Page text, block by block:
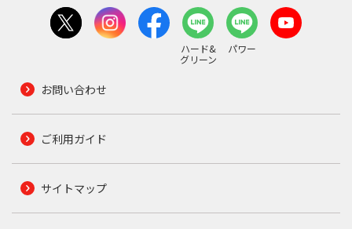
ハード&
グリーン
パワー
お問い合わせ
ご利用ガイド
サイトマップ